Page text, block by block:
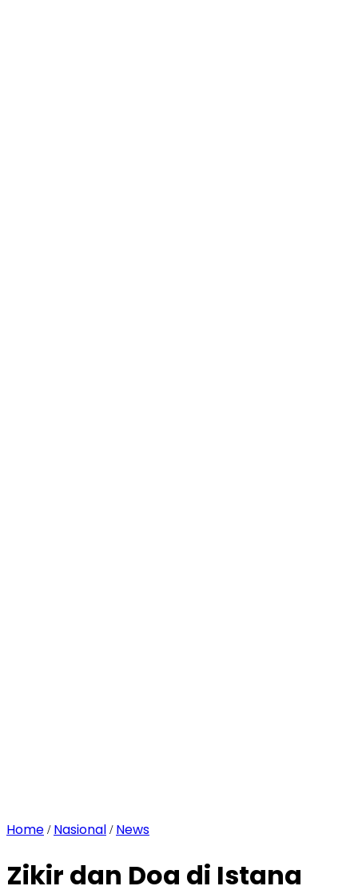
Home / Nasional / News
Zikir dan Doa di Istana